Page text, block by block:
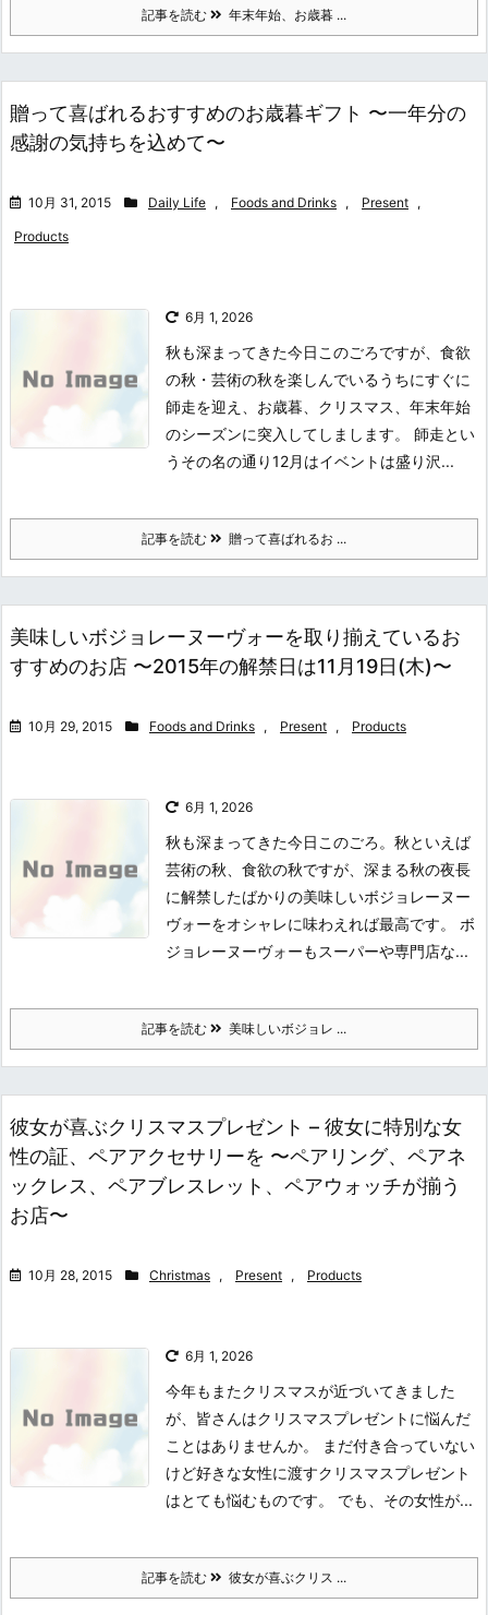
記事を読む 年末年始、お歳暮 ...
贈って喜ばれるおすすめのお歳暮ギフト 〜一年分の
感謝の気持ちを込めて〜
10月 31, 2015 Daily Life , Foods and Drinks , Present ,
Products
6月 1, 2026
秋も深まってきた今日このごろですが、食欲
の秋・芸術の秋を楽しんでいるうちにすぐに
師走を迎え、お歳暮、クリスマス、年末年始
のシーズンに突入してしまします。 師走とい
うその名の通り12月はイベントは盛り沢...
記事を読む 贈って喜ばれるお ...
美味しいボジョレーヌーヴォーを取り揃えているお
すすめのお店 〜2015年の解禁日は11月19日(木)〜
10月 29, 2015 Foods and Drinks , Present , Products
6月 1, 2026
秋も深まってきた今日このごろ。秋といえば
芸術の秋、食欲の秋ですが、深まる秋の夜長
に解禁したばかりの美味しいボジョレーヌー
ヴォーをオシャレに味わえれば最高です。 ボ
ジョレーヌーヴォーもスーパーや専門店な...
記事を読む 美味しいボジョレ ...
彼女が喜ぶクリスマスプレゼント – 彼女に特別な女
性の証、ペアアクセサリーを 〜ペアリング、ペアネ
ックレス、ペアブレスレット、ペアウォッチが揃う
お店〜
10月 28, 2015 Christmas , Present , Products
6月 1, 2026
今年もまたクリスマスが近づいてきました
が、皆さんはクリスマスプレゼントに悩んだ
ことはありませんか。 まだ付き合っていない
けど好きな女性に渡すクリスマスプレゼント
はとても悩むものです。 でも、その女性が...
記事を読む 彼女が喜ぶクリス ...